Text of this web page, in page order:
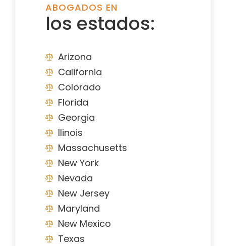
ABOGADOS EN
los estados:
Arizona
California
Colorado
Florida
Georgia
Ilinois
Massachusetts
New York
Nevada
New Jersey
Maryland
New Mexico
Texas